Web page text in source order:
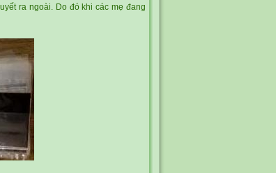
ra ngoài. Do đó khi các mẹ đang